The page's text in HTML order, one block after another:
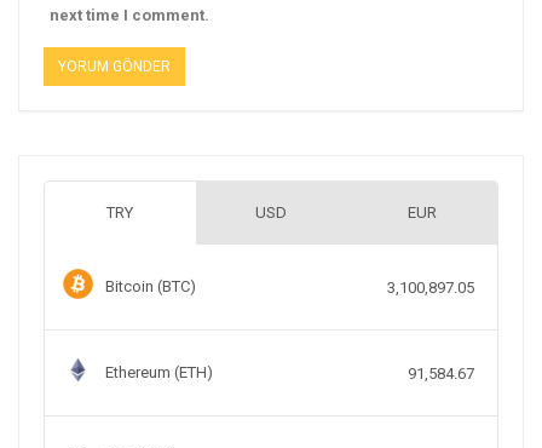
next time I comment.
TRY USD EUR
Bitcoin (BTC) 3,100,897.05
Ethereum (ETH) 91,584.67